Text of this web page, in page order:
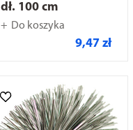
dł. 100 cm
Do koszyka
9,47 zł